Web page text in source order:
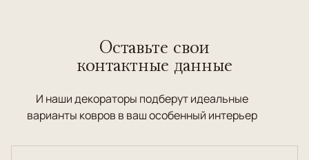
Оставьте свои
контактные данные
И наши декораторы подберут идеальные
варианты ковров в ваш особенный интерьер